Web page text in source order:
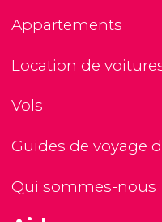
Appartements
Location de
Vols
Guides de voyage
Qui sommes-nous